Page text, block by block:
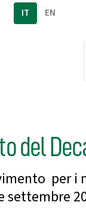
IT EN
del
per i
settembre